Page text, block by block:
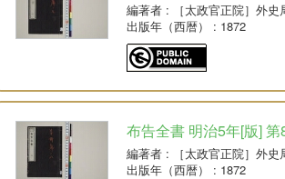
編著者 : ［太政官正院］外史
出版年（西暦）
: 1872
布告全書 明治5年[版] 第
編著者 : ［太政官正院］外史
出版年（西暦）
: 1872